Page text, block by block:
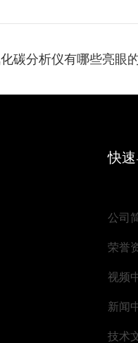
碳分析仪有哪些亮眼
快
公司
荣誉
视频
新闻
技术